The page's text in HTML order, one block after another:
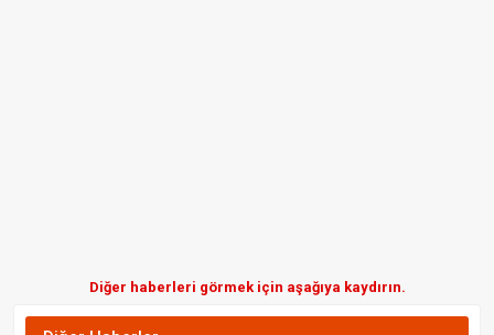
Diğer haberleri görmek için aşağıya kaydırın.